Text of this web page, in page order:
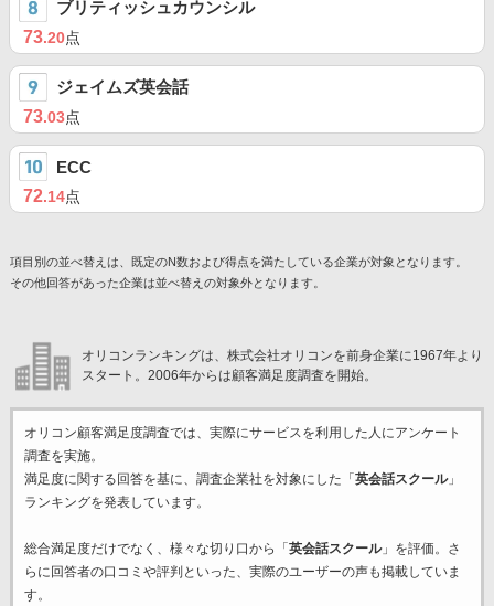
ブリティッシュカウンシル
73.20点
ジェイムズ英会話
73.03点
ECC
72.14点
項目別の並べ替えは、既定のN数および得点を満たしている企業が対象となります。
その他回答があった企業は並べ替えの対象外となります。
オリコンランキングは、株式会社オリコンを前身企業に1967年より
スタート。2006年からは顧客満足度調査を開始。
オリコン顧客満足度調査では、実際にサービスを利用した 人にアンケート
調査を実施。
満足度に関する回答を基に、調査企業社を対象にした「 英会話スクール」
ランキングを発表しています。
総合満足度だけでなく、様々な切り口から「 英会話スクール」を評価。さ
らに回答者の口コミや評判といった、実際のユーザーの声も掲載していま
す。